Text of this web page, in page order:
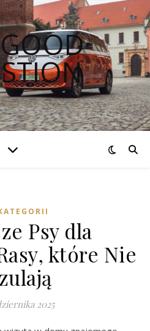
Psy dla
które Nie
2025